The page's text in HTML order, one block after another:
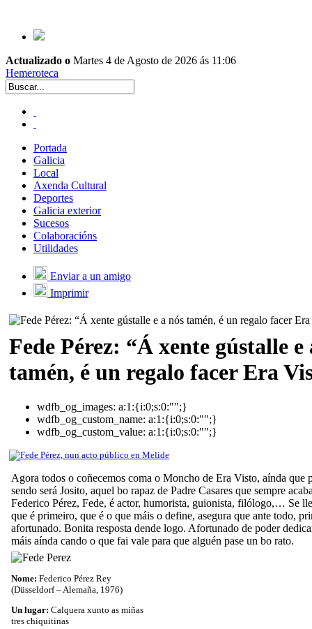
Actualizado o Martes 4 de Agosto de 2026 ás 11:06
Hemeroteca
Portada
Galicia
Local
Axenda Cultural
Deportes
Galicia exterior
Sucesos
Colaboracións
Utilidades
Enviar a un amigo
Imprimir
Fede Pérez: “Á xente gústalle e
tamén, é un regalo facer Era
wdfb_og_images: a:1:{i:0;s:0:"";}
wdfb_og_custom_name: a:1:{i:0;s:0:"";}
wdfb_og_custom_value: a:1:{i:0;s:0:"";}
Agora todos o coñecemos coma o Moncho de Era Visto, aínda que
sendo será Josito, aquel bo rapaz de Padre Casares que sempre
Federico Pérez, Fede, é actor, humorista, guionista, filólogo,… Se
que é primeiro, que é o que máis o define, asegura que ante todo,
afortunado. Bonita resposta dende logo. Afortunado de poder
máis aínda cando o que fai vale para que alguén pase un bo rato.
Nome: Federico Pérez Rey
(Düsseldorf – Alemaña, 1976)
Un lugar: Calquera xunto as miñas
tres chiquitinas